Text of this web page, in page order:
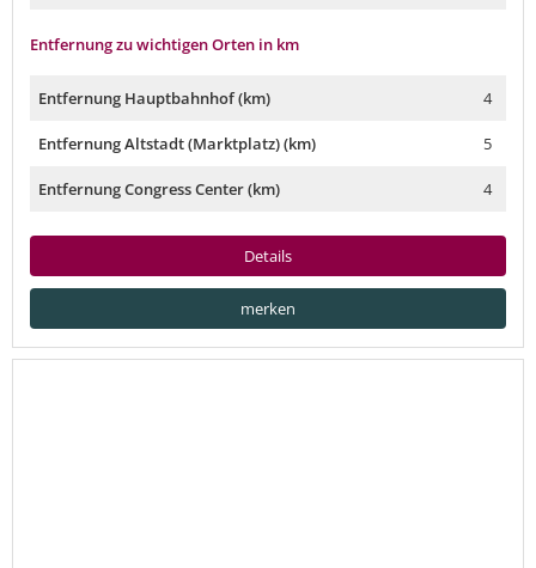
Entfernung zu wichtigen Orten in km
Entfernung Hauptbahnhof (km) 4
Entfernung Altstadt (Marktplatz) (km) 5
Entfernung Congress Center (km) 4
Details
merken